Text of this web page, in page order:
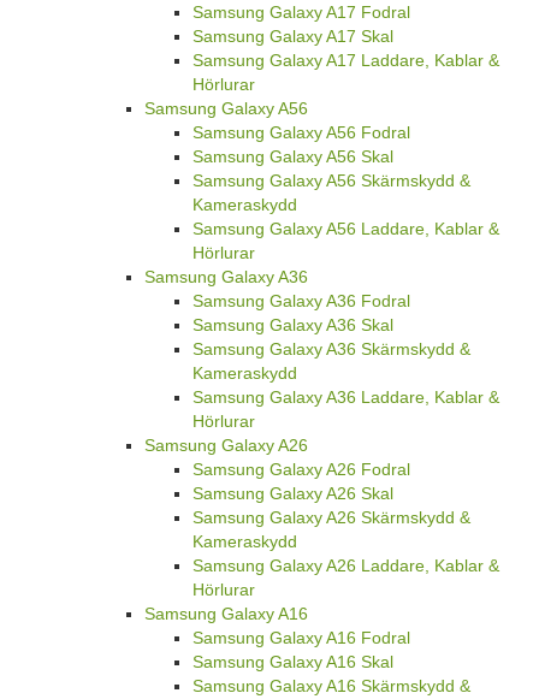
Samsung Galaxy A17 Fodral
Samsung Galaxy A17 Skal
Samsung Galaxy A17 Laddare, Kablar &
Hörlurar
Samsung Galaxy A56
Samsung Galaxy A56 Fodral
Samsung Galaxy A56 Skal
Samsung Galaxy A56 Skärmskydd &
Kameraskydd
Samsung Galaxy A56 Laddare, Kablar &
Hörlurar
Samsung Galaxy A36
Samsung Galaxy A36 Fodral
Samsung Galaxy A36 Skal
Samsung Galaxy A36 Skärmskydd &
Kameraskydd
Samsung Galaxy A36 Laddare, Kablar &
Hörlurar
Samsung Galaxy A26
Samsung Galaxy A26 Fodral
Samsung Galaxy A26 Skal
Samsung Galaxy A26 Skärmskydd &
Kameraskydd
Samsung Galaxy A26 Laddare, Kablar &
Hörlurar
Samsung Galaxy A16
Samsung Galaxy A16 Fodral
Samsung Galaxy A16 Skal
Samsung Galaxy A16 Skärmskydd &